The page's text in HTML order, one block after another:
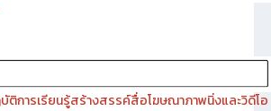
การเรียนรู้สร้างสรรค์สื่อโฆษณาภาพนิ่งและวิดีโอ